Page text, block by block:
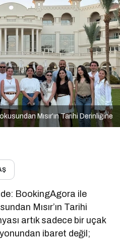
Mısır’ın Tarihi Derinliğine
BookingAgora ile
Mısır’ın Tarihi
artık sadece bir uçak
ibaret değil;